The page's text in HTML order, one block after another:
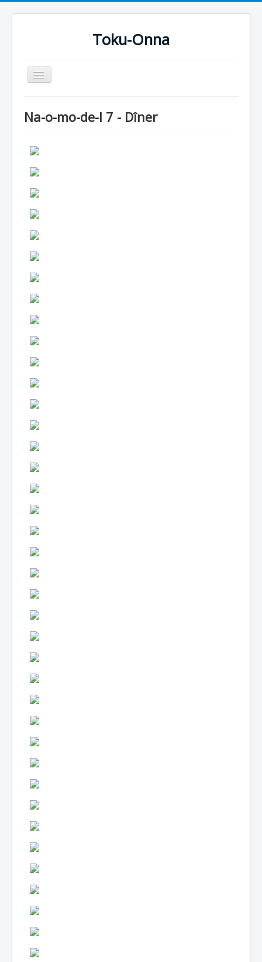
Toku-Onna
Basculer
la
Toku-Actrices
Toku-Critiques
Artiste Asperger
Lexique
Na-o-mo-de-l 7 - Dîner